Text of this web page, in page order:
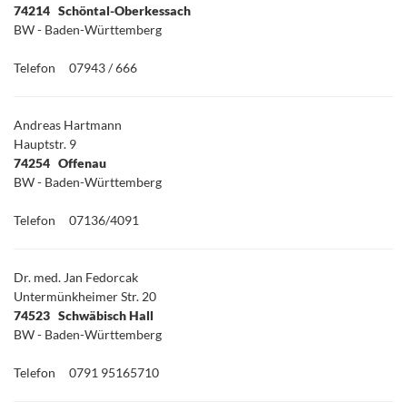
74214 Schöntal-Oberkessach
BW - Baden-Württemberg
Telefon 07943 / 666
Andreas Hartmann
Hauptstr. 9
74254 Offenau
BW - Baden-Württemberg
Telefon 07136/4091
Dr. med. Jan Fedorcak
Untermünkheimer Str. 20
74523 Schwäbisch Hall
BW - Baden-Württemberg
Telefon 0791 95165710